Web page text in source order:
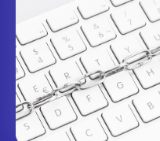
Objet
Votre message (facultatif)
Objet
Votre message (facultatif)